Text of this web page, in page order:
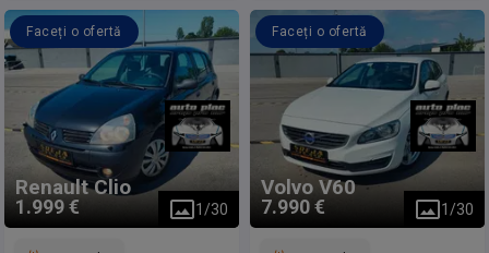
Renault Clio
1.999 €
Faceți o ofertă
1 /30
Volvo V60
7.990 €
Faceți o ofertă
1 /30